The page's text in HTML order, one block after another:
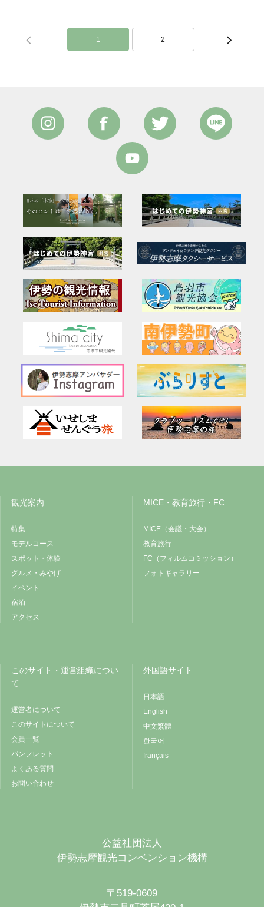
1 2
観光案内
特集
モデルコース
スポット・体験
グルメ・みやげ
イベント
宿泊
アクセス
MICE・教育旅行・FC
MICE（会議・大会）
教育旅行
FC（フィルムコミッション）
フォトギャラリー
このサイト・運営組織につい
て
運営者について
このサイトについて
会員一覧
パンフレット
よくある質問
お問い合わせ
外国語サイト
日本語
English
中文繁體
한국어
français
公益社団法人
伊勢志摩観光コンベンション機構
〒519-0609